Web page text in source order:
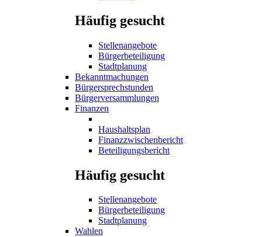
Häufig gesucht
Stellenangebote
Bürgerbeteiligung
Stadtplanung
Bekanntmachungen
Bürgersprechstunden
Bürgerversammlungen
Finanzen
Haushaltsplan
Finanzzwischenbericht
Beteiligungsbericht
Häufig gesucht
Stellenangebote
Bürgerbeteiligung
Stadtplanung
Wahlen